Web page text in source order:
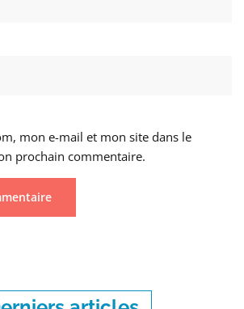
mon e-mail et mon site dans le
prochain commentaire.